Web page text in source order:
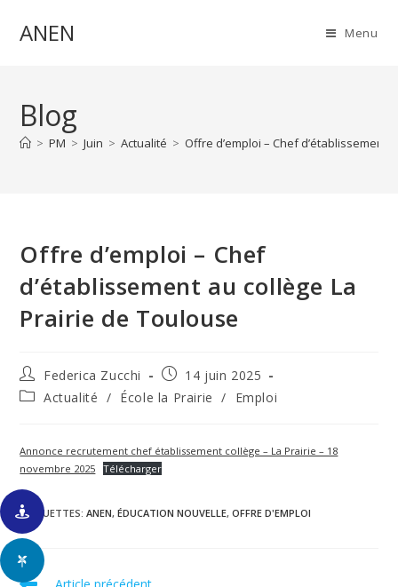
ANEN Menu
Blog
> PM > Juin > Actualité > Offre d’emploi – Chef d’établissement
Offre d’emploi – Chef
d’établissement au collège La
Prairie de Toulouse
Auteur/autrice
de
la
Federica Zucchi
Publication
publiée :
14 juin 2025
PostActualité / École la Prairie / Emploi
Annonce recrutement chef établissement collège – La Prairie – 18
novembre 2025 Télécharger
ÉTIQUETTES:ANEN, ÉDUCATION NOUVELLE, OFFRE D'EMPLOI
Read